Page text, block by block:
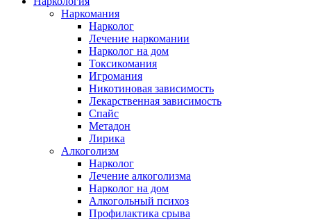
Наркомания
Нарколог
Лечение наркомании
Нарколог на дом
Токсикомания
Игромания
Никотиновая зависимость
Лекарственная зависимость
Спайс
Метадон
Лирика
Алкоголизм
Нарколог
Лечение алкоголизма
Нарколог на дом
Алкогольный психоз
Профилактика срыва